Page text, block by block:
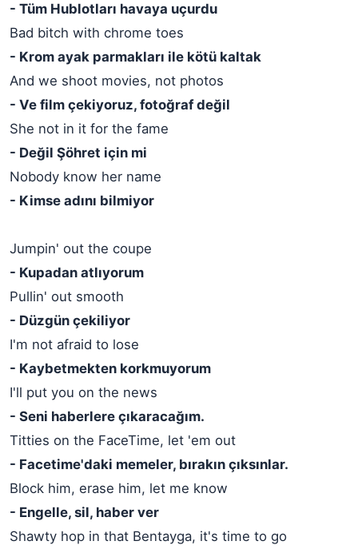
- Tüm Hublotları havaya uçurdu
Bad bitch with chrome toes
- Krom ayak parmakları ile kötü kaltak
And we shoot movies, not photos
- Ve film çekiyoruz, fotoğraf değil
She not in it for the fame
- Değil Şöhret için mi
Nobody know her name
- Kimse adını bilmiyor
Jumpin' out the coupe
- Kupadan atlıyorum
Pullin' out smooth
- Düzgün çekiliyor
I'm not afraid to lose
- Kaybetmekten korkmuyorum
I'll put you on the news
- Seni haberlere çıkaracağım.
Titties on the FaceTime, let 'em out
- Facetime'daki memeler, bırakın çıksınlar.
Block him, erase him, let me know
- Engelle, sil, haber ver
Shawty hop in that Bentayga, it's time to go